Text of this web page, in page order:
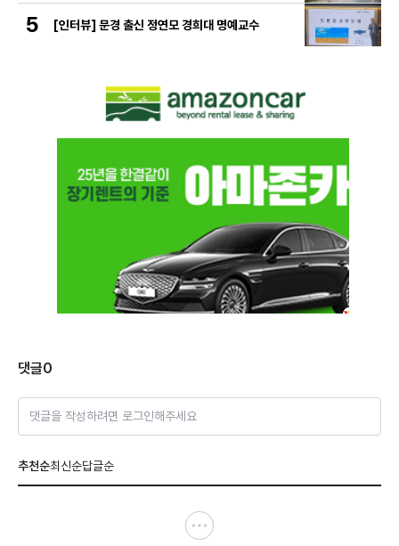
5 [인터뷰] 문경 출신 정연모 경희대 명예교수
댓글0
댓글을 작성하려면 로그인해주세요
추천순최신순답글순